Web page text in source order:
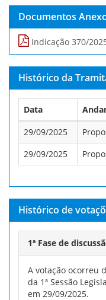
Documentos
Indicação 370/
Histórico da
Data
29/09/2025
29/09/2025
Histórico de
1ª Fase de
A votação ocorreu
da 1ª Sessão
em 29/09/2025.